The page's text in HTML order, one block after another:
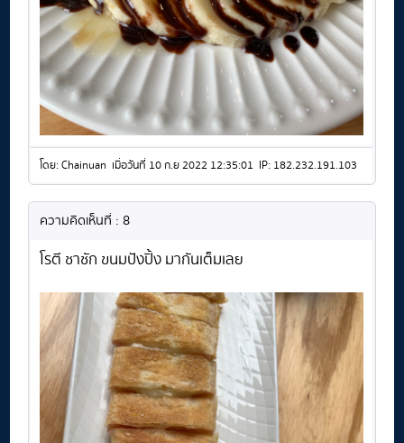
โดย: Chainuan เมื่อวันที่ 10 ก.ย 2022 12:35:01 IP: 182.232.191.103
ความคิดเห็นที่ : 8
โรตี ชาชัก ขนมปังปิ้ง มากันเต็มเลย